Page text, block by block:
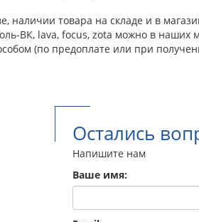
наличии товара на складе и в
ВК, lava, focus, zota можно в наших
(по предоплате или при
Остались
Напишите нам
Ваше имя: